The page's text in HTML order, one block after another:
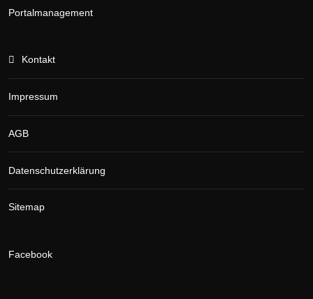
Portalmanagement
Kontakt
Impressum
AGB
Datenschutzerklärung
Sitemap
Facebook